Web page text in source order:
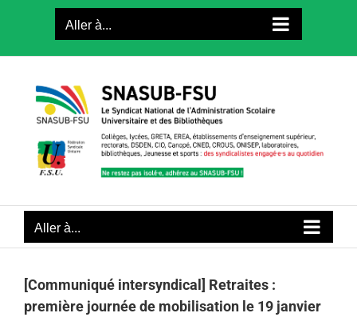
Aller à...
Aller à...
[Communiqué intersyndical] Retraites :
première journée de mobilisation le 19 janvier